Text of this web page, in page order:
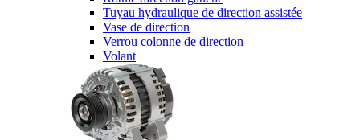
Tuyau hydraulique de direction assistée
Vase de direction
Verrou colonne de direction
Volant